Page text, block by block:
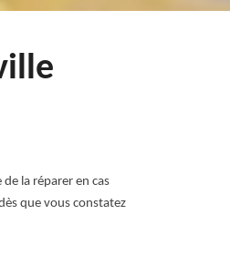
la réparer en cas
que vous constatez